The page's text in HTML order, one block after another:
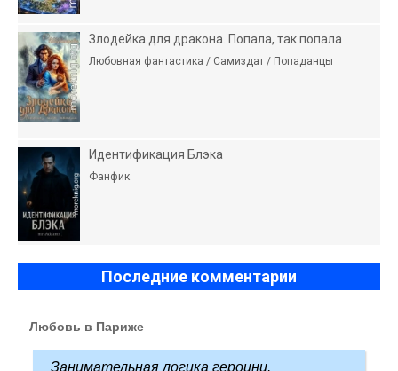
Злодейка для дракона. Попала, так попала
Любовная фантастика / Самиздат / Попаданцы
Идентификация Блэка
Фанфик
Последние комментарии
Любовь в Париже
Занимательная логика героини.